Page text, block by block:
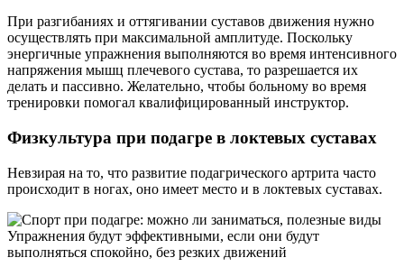
При разгибаниях и оттягивании суставов движения нужно
осуществлять при максимальной амплитуде. Поскольку
энергичные упражнения выполняются во время интенсивного
напряжения мышц плечевого сустава, то разрешается их
делать и пассивно. Желательно, чтобы больному во время
тренировки помогал квалифицированный инструктор.
Физкультура при подагре в локтевых суставах
Невзирая на то, что развитие подагрического артрита часто
происходит в ногах, оно имеет место и в локтевых суставах.
Упражнения будут эффективными, если они будут
выполняться спокойно, без резких движений